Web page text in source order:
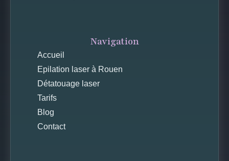
Navigation
Accueil
Epilation laser à Rouen
Détatouage laser
Tarifs
Blog
Contact